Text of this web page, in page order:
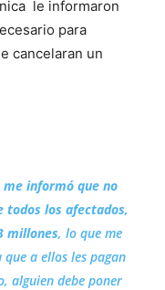
le informaron
para
cancelaran un
informó que no
los afectados,
millones, lo que me
a ellos les pagan
alguien debe poner